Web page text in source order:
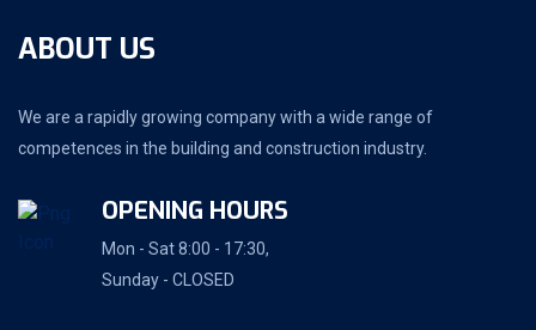
ABOUT US
We are a rapidly growing company with a wide range of
competences in the building and construction industry.
OPENING HOURS
Mon - Sat 8:00 - 17:30,
Sunday - CLOSED